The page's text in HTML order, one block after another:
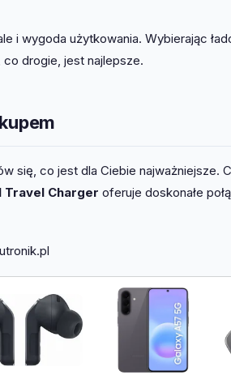
i wygoda użytkowania. Wybierając
drogie, jest najlepsze.
się, co jest dla Ciebie
Travel Charger oferuje doskonałe